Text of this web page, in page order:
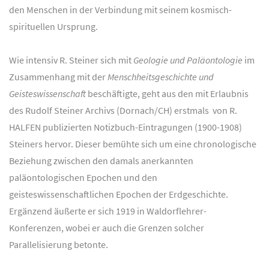
den Menschen in der Verbindung mit seinem kosmisch-
spirituellen Ursprung.
Wie intensiv R. Steiner sich mit Geologie und Paläontologie im
Zusammenhang mit derMenschheitsgeschichte und
Geisteswissenschaftbeschäftigte, geht aus den mit Erlaubnis
des Rudolf Steiner Archivs (Dornach/CH) erstmals von R.
HALFEN publizierten Notizbuch-Eintragungen (1900-1908)
Steiners hervor. Dieser bemühte sich um eine chronologische
Beziehung zwischen den damals anerkannten
paläontologischen Epochen und den
geisteswissenschaftlichen Epochen der Erdgeschichte.
Ergänzend äußerte er sich 1919 in Waldorflehrer-
Konferenzen, wobei er auch die Grenzen solcher
Parallelisierung betonte.